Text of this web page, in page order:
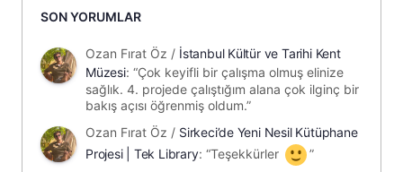
SON YORUMLAR
Ozan Fırat Öz / İstanbul Kültür ve Tarihi Kent
Müzesi: “Çok keyifli bir çalışma olmuş elinize
sağlık. 4. projede çalıştığım alana çok ilginç bir
bakış açısı öğrenmiş oldum.”
Ozan Fırat Öz / Sirkeci’de Yeni Nesil Kütüphane
Projesi | Tek Library: “Teşekkürler ”